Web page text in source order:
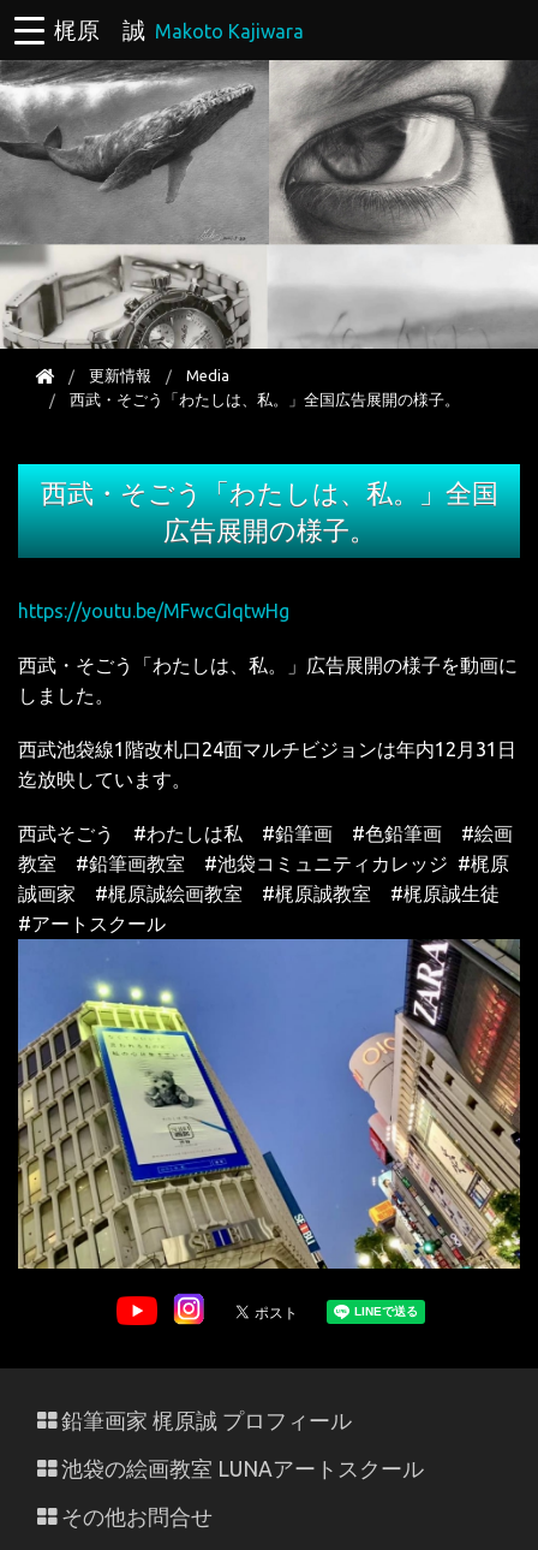
梶原 誠 Makoto Kajiwara
更新情報
Media
西武・そごう「わたしは、私。」全国広告展開の様子。
西武・そごう「わたしは、私。」全国
広告展開の様子。
https://youtu.be/MFwcGIqtwHg
西武・そごう「わたしは、私。」広告展開の様子を動画に
しました。
西武池袋線1階改札口24面マルチビジョンは年内12月31日
迄放映しています。
西武そごう #わたしは私 #鉛筆画 #色鉛筆画 #絵画
教室 #鉛筆画教室 #池袋コミュニティカレッジ #梶原
誠画家 #梶原誠絵画教室 #梶原誠教室 #梶原誠生徒
#アートスクール
鉛筆画家 梶原誠 プロフィール
池袋の絵画教室 LUNAアートスクール
その他お問合せ